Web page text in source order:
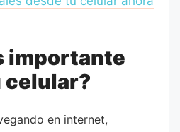
importante
celular?
en internet,